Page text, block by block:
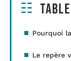
Pourquoi
Le repère